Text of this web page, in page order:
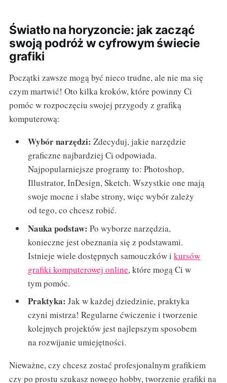
Światło na horyzoncie: jak zacząć
swoją podróż w cyfrowym świecie
grafiki
Początki zawsze mogą być nieco trudne, ale nie ma się
czym martwić! Oto kilka kroków, które powinny Ci
pomóc w rozpoczęciu swojej przygody z grafiką
komputerową:
Wybór narzędzi: Zdecyduj, jakie narzędzie
graficzne najbardziej Ci odpowiada.
Najpopularniejsze programy to: Photoshop,
Illustrator, InDesign, Sketch. Wszystkie one mają
swoje mocne i słabe strony, więc wybór zależy
od tego, co chcesz robić.
Nauka podstaw: Po wyborze narzędzia,
konieczne jest obeznania się z podstawami.
Istnieje wiele dostępnych samouczków ikursów
grafiki komputerowej online, które mogą Ci w
tym pomóc.
Praktyka: Jak w każdej dziedzinie, praktyka
czyni mistrza! Regularne ćwiczenie i tworzenie
kolejnych projektów jest najlepszym sposobem
na rozwijanie umiejętności.
Nieważne, czy chcesz zostać profesjonalnym grafikiem
czy po prostu szukasz nowego hobby, tworzenie grafiki na